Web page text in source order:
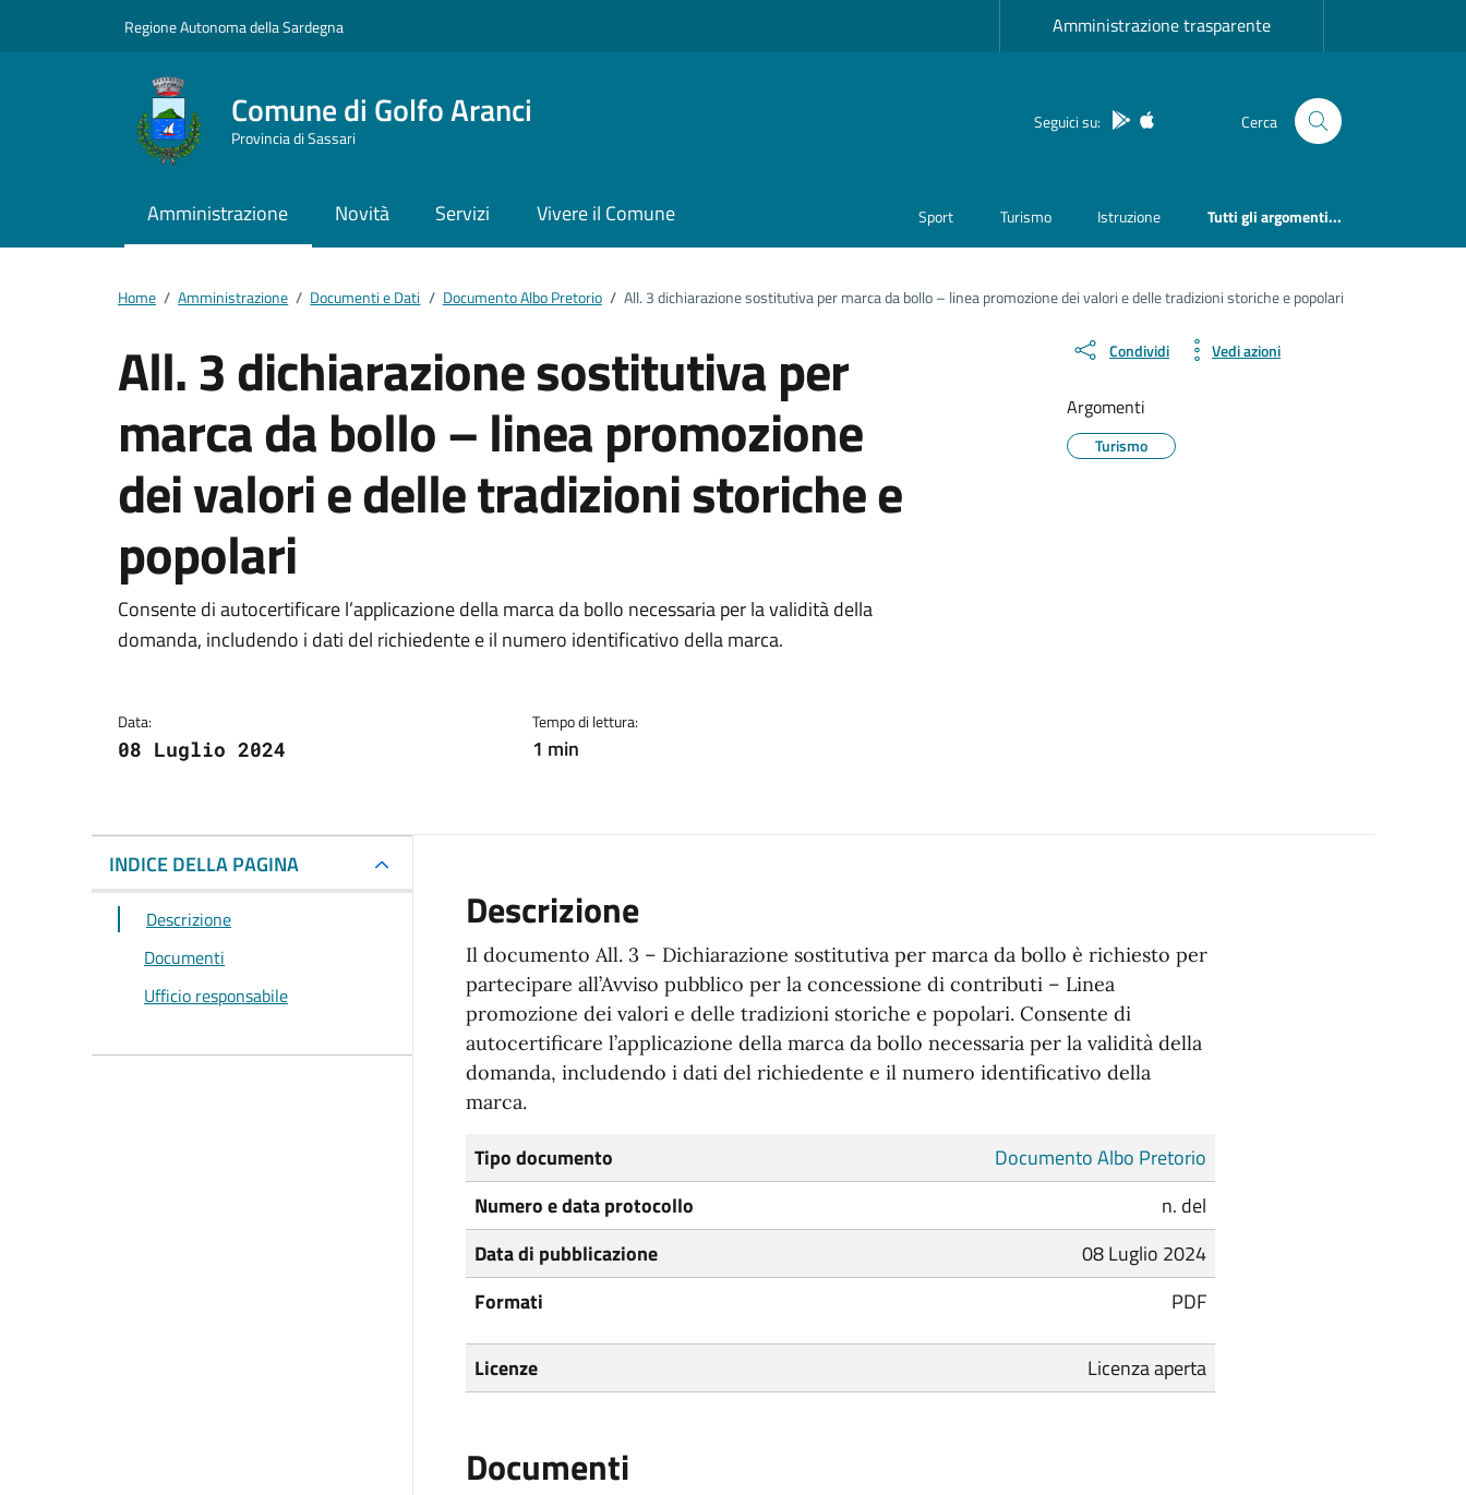
Regione Autonoma della Sardegna Amministrazione trasparente
Comune di Golfo Aranci
Provincia di Sassari
Seguici su: App Android
App IOS Cerca
Amministrazione Novità Servizi Vivere il Comune Sport Turismo Istruzione Tutti gli argomenti...
Home / Amministrazione / Documenti e Dati / Documento Albo Pretorio / All. 3 dichiarazione sostitutiva per marca da bollo – linea promozione dei valori e delle tradizioni storiche e popolari
All. 3 dichiarazione sostitutiva per
marca da bollo – linea promozione
dei valori e delle tradizioni storiche e
popolari
Dettagli del documento
Consente di autocertificare l’applicazione della marca da bollo necessaria per la validità della
domanda, includendo i dati del richiedente e il numero identificativo della marca.
Data:
08 Luglio 2024
Tempo di lettura:
1 min
Condividi Vedi azioni
Argomenti
Turismo
INDICE DELLA PAGINA
Descrizione
Documenti
Ufficio responsabile
Descrizione
Il documento All. 3 – Dichiarazione sostitutiva per marca da bollo è richiesto per
partecipare all’Avviso pubblico per la concessione di contributi – Linea
promozione dei valori e delle tradizioni storiche e popolari. Consente di
autocertificare l’applicazione della marca da bollo necessaria per la validità della
domanda, includendo i dati del richiedente e il numero identificativo della
marca.
Tipo documento
Documento Albo Pretorio
Numero e data protocollo
n. del
Data di pubblicazione
08 Luglio 2024
Formati
PDF
Licenze Licenza aperta
Documenti